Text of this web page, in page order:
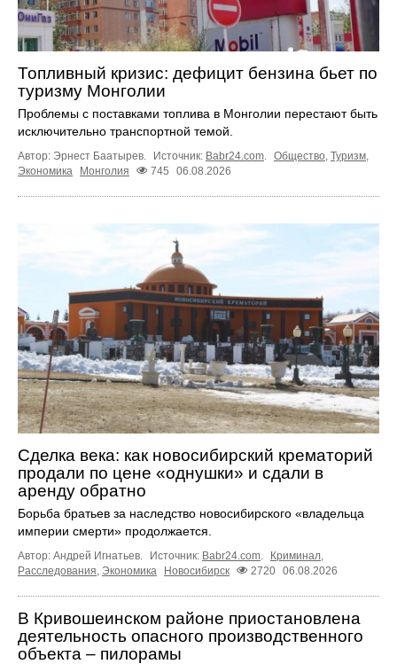
Топливный кризис: дефицит бензина бьет по
туризму Монголии
Проблемы с поставками топлива в Монголии перестают быть
исключительно транспортной темой.
Автор: Эрнест Баатырев. Источник: Babr24.com. Общество, Туризм,
Экономика
Монголия 745 06.08.2026
Сделка века: как новосибирский крематорий
продали по цене «однушки» и сдали в
аренду обратно
Борьба братьев за наследство новосибирского «владельца
империи смерти» продолжается.
Автор: Андрей Игнатьев. Источник: Babr24.com Криминал
Расследования Экономика Новосибирск 2720 06.08.2026
В Кривошеинском районе приостановлена
деятельность опасного производственного
объекта – пилорамы